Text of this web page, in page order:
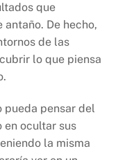
que
De hecho,
de las
lo que piensa
pueda pensar del
en ocultar sus
la misma